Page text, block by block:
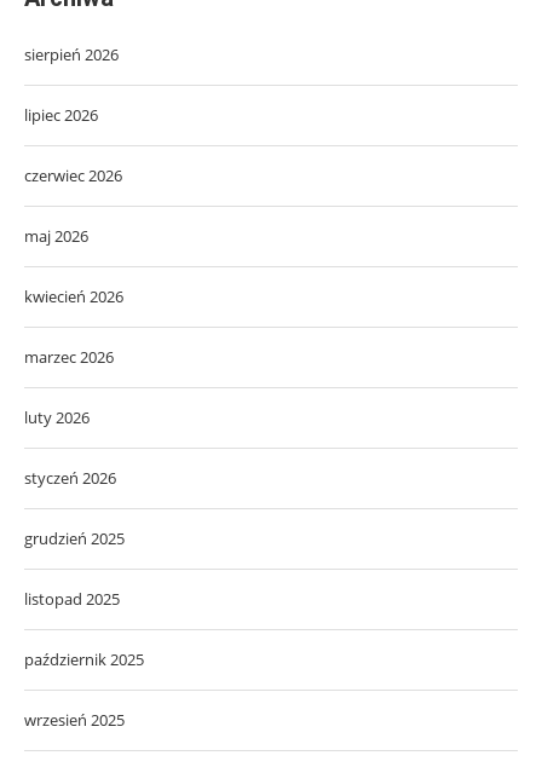
sierpień 2026
lipiec 2026
czerwiec 2026
maj 2026
kwiecień 2026
marzec 2026
luty 2026
styczeń 2026
grudzień 2025
listopad 2025
październik 2025
wrzesień 2025